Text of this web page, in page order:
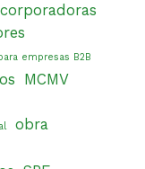
empresas B2B
MCMV
obra